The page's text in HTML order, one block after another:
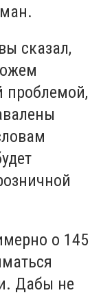
сказал,
проблемой,
о 145
Дабы не